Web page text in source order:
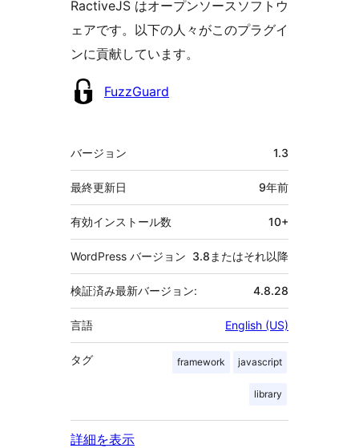
RactiveJS はオープンソースソフトウ
ェアです。以下の人々がこのプラグイ
ンに貢献しています。
貢
FuzzGuard
メ
タ
バージョン 1.3
最終更新日 9年前
有効インストール数 10+
WordPress バージョン 3.8またはそれ以降
検証済み最新バージョン: 4.8.28
言語 English (US)
タグ framework javascript
library
詳細を表示